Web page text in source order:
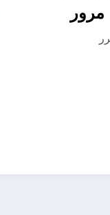
في حادث
2026